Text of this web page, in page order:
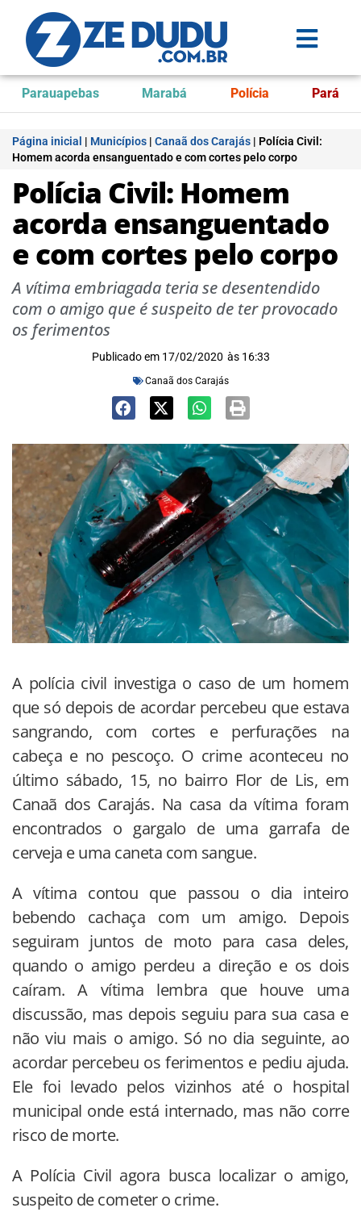
Parauapebas Marabá Polícia Pará
Página inicial | Municípios | Canaã dos Carajás | Polícia Civil:
Homem acorda ensanguentado e com cortes pelo corpo
Polícia Civil: Homem
acorda ensanguentado
e com cortes pelo corpo
A vítima embriagada teria se desentendido
com o amigo que é suspeito de ter provocado
os ferimentos
Publicado em 17/02/2020 às 16:33
Canaã dos Carajás
A polícia civil investiga o caso de um homem
que só depois de acordar percebeu que estava
sangrando, com cortes e perfurações na
cabeça e no pescoço. O crime aconteceu no
último sábado, 15, no bairro Flor de Lis, em
Canaã dos Carajás. Na casa da vítima foram
encontrados o gargalo de uma garrafa de
cerveja e uma caneta com sangue.
A vítima contou que passou o dia inteiro
bebendo cachaça com um amigo. Depois
seguiram juntos de moto para casa deles,
quando o amigo perdeu a direção e os dois
caíram. A vítima lembra que houve uma
discussão, mas depois seguiu para sua casa e
não viu mais o amigo. Só no dia seguinte, ao
acordar percebeu os ferimentos e pediu ajuda.
Ele foi levado pelos vizinhos até o hospital
municipal onde está internado, mas não corre
risco de morte.
A Polícia Civil agora busca localizar o amigo,
suspeito de cometer o crime.